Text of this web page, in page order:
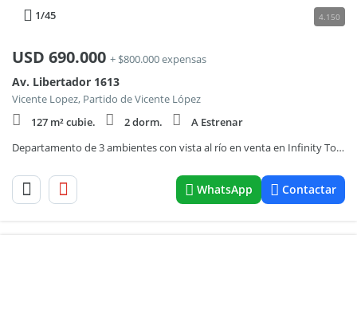
1/45 4.150
USD 690.000 + $800.000 expensas
Av. Libertador 1613
Vicente Lopez, Partido de Vicente López
127 m² cubie.
2 dorm.
A Estrenar
Departamento de 3 ambientes con vista al río en venta en Infinity Towers, Vicente López.
WhatsApp Contactar